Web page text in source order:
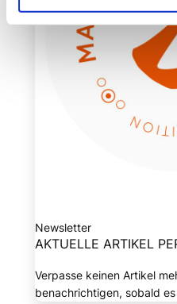
Newsletter
AKTUELLE ARTIKEL
Verpasse keinen Artikel
benachrichtigen, sobald